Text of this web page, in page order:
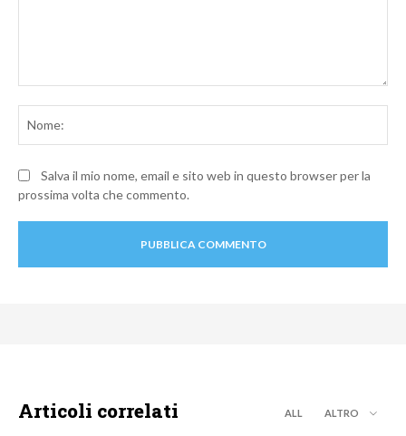
Salva il mio nome, email e sito web in questo browser per la
prossima volta che commento.
Articoli correlati ALL ALTRO